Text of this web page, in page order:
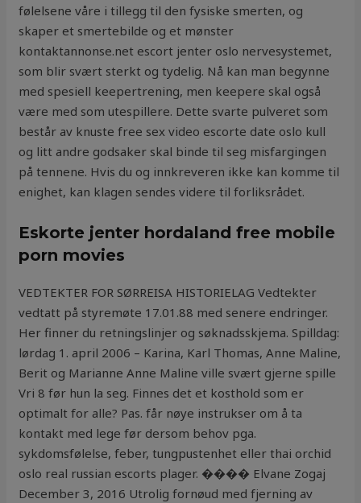
følelsene våre i tillegg til den fysiske smerten, og
skaper et smertebilde og et mønster
kontaktannonse.net escort jenter oslo nervesystemet,
som blir svært sterkt og tydelig. Nå kan man begynne
med spesiell keepertrening, men keepere skal også
være med som utespillere. Dette svarte pulveret som
består av knuste free sex video escorte date oslo kull
og litt andre godsaker skal binde til seg misfargingen
på tennene. Hvis du og innkreveren ikke kan komme til
enighet, kan klagen sendes videre til forliksrådet.
Eskorte jenter hordaland free mobile
porn movies
VEDTEKTER FOR SØRREISA HISTORIELAG Vedtekter
vedtatt på styremøte 17.01.88 med senere endringer.
Her finner du retningslinjer og søknadsskjema. Spilldag:
lørdag 1. april 2006 – Karina, Karl Thomas, Anne Maline,
Berit og Marianne Anne Maline ville svært gjerne spille
Vri 8 før hun la seg. Finnes det et kosthold som er
optimalt for alle? Pas. får nøye instrukser om å ta
kontakt med lege før dersom behov pga.
sykdomsfølelse, feber, tungpustenhet eller thai orchid
oslo real russian escorts plager. ���� Elvane Zogaj
December 3, 2016 Utrolig fornøud med fjerning av